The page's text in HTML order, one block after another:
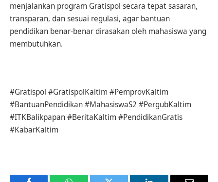
menjalankan program Gratispol secara tepat sasaran,
transparan, dan sesuai regulasi, agar bantuan
pendidikan benar-benar dirasakan oleh mahasiswa yang
membutuhkan.
#Gratispol #GratispolKaltim #PemprovKaltim
#BantuanPendidikan #MahasiswaS2 #PergubKaltim
#ITKBalikpapan #BeritaKaltim #PendidikanGratis
#KabarKaltim